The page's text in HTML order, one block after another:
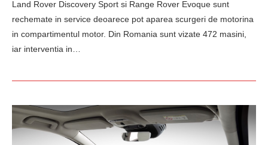
Land Rover Discovery Sport si Range Rover Evoque sunt
rechemate in service deoarece pot aparea scurgeri de motorina
in compartimentul motor. Din Romania sunt vizate 472 masini,
iar interventia in…